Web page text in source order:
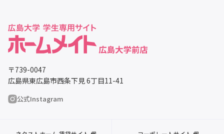
〒739-0047
広島県東広島市西条下見 6丁目11-41
公式Instagram